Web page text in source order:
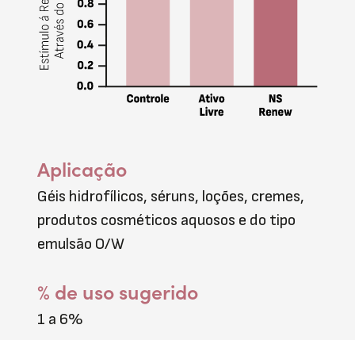
Aplicação
Géis hidrofílicos, séruns, loções, cremes,
produtos cosméticos aquosos e do tipo
emulsão O/W
% de uso sugerido
1 a 6%